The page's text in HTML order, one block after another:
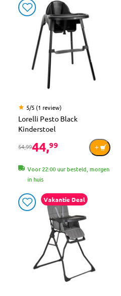
5/5 (1 review)
Lorelli Pesto Black
Kinderstoel
54,9944,99
Voor 22:00 uur besteld, morgen
in huis
Vakantie Deal